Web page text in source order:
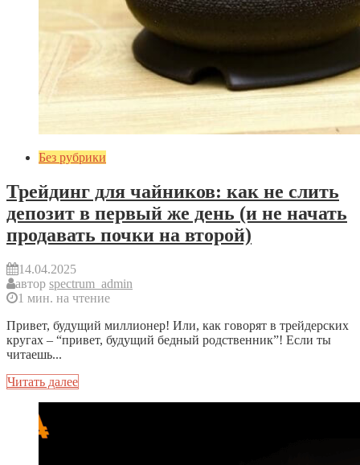
Без рубрики
Трейдинг для чайников: как не слить
депозит в первый же день (и не начать
продавать почки на второй)
14.04.2025
автор spectrum_admin
1 мин. на чтение
Привет, будущий миллионер! Или, как говорят в трейдерских
кругах – “привет, будущий бедный родственник”! Если ты
читаешь...
Читать далее